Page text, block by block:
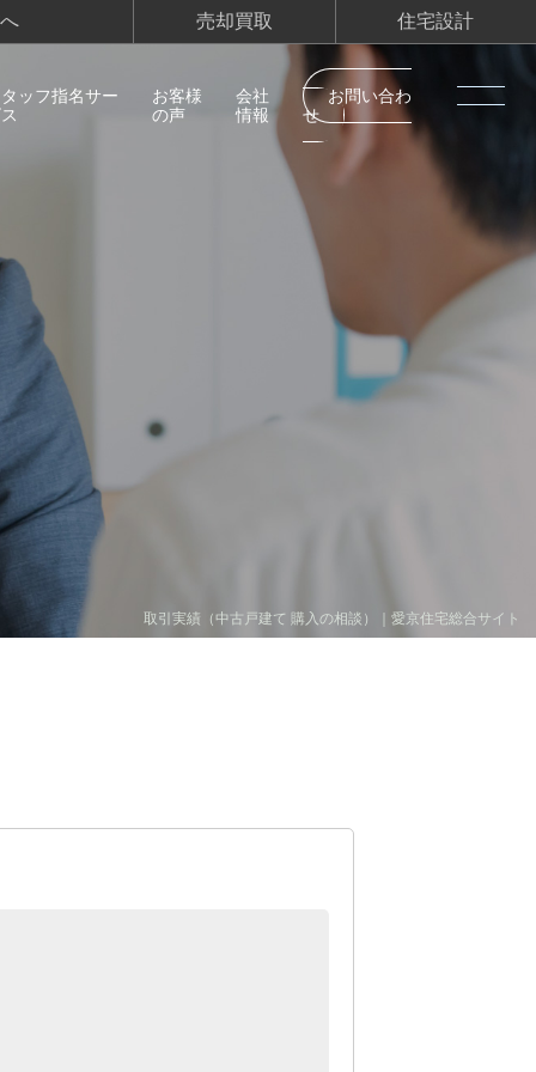
売却買取 住宅設計
タッフ指名サー
お客様
の声
会社
情報
お問い合わ
せ
取引実績（中古戸建て 購入の相談）｜愛京住宅総合サイト